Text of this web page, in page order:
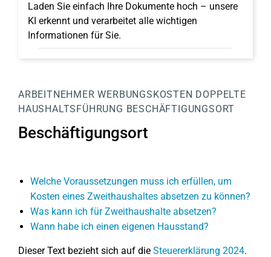
Laden Sie einfach Ihre Dokumente hoch – unsere
KI erkennt und verarbeitet alle wichtigen
Informationen für Sie.
ARBEITNEHMER WERBUNGSKOSTEN DOPPELTE
HAUSHALTSFÜHRUNG BESCHÄFTIGUNGSORT
Beschäftigungsort
Welche Voraussetzungen muss ich erfüllen, um
Kosten eines Zweithaushaltes absetzen zu können?
Was kann ich für Zweithaushalte absetzen?
Wann habe ich einen eigenen Hausstand?
Dieser Text bezieht sich auf die Steuererklärung 2024.